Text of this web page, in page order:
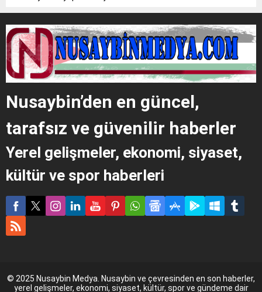
Nusaybin’den en güncel,
tarafsız ve güvenilir haberler
Yerel gelişmeler, ekonomi, siyaset,
kültür ve spor haberleri
© 2025 Nusaybin Medya. Nusaybin ve çevresinden en son haberler,
yerel gelişmeler, ekonomi, siyaset, kültür, spor ve gündeme dair